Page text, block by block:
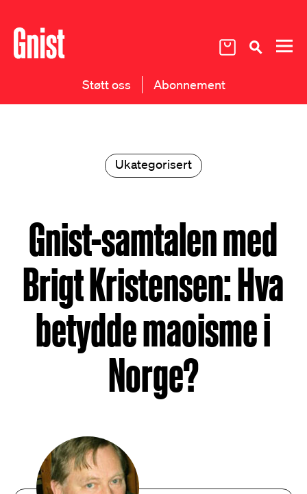
Støtt oss Abonnement
Ukategorisert
Gnist-samtalen med
Brigt Kristensen: Hva
betydde maoisme i
Norge?